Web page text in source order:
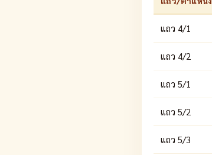
แถว 4/1
แถว 4/2
แถว 5/1
แถว 5/2
แถว 5/3